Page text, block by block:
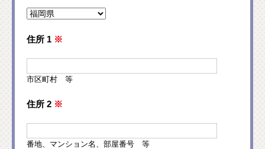
住所 1 ※
市区町村 等
住所 2 ※
番地、マンション名、部屋番号 等